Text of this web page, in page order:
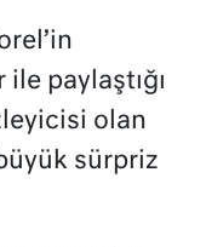
paylaştığı
olan
sürpriz